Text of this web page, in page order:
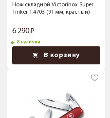
Нож складной Victorinox Super
Tinker 1.4703 (91 мм, красный)
6 290
В наличии
В корзину